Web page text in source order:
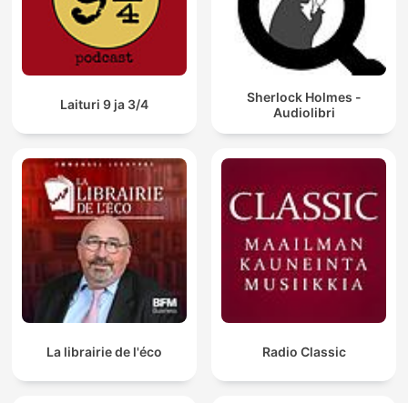
Laituri 9 ja 3/4
Sherlock Holmes -
Audiolibri
La librairie de l'éco Radio Classic